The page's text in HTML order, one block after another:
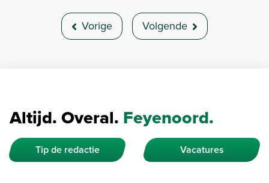
Vorige Volgende
Altijd. Overal. Feyenoord.
Tip de redactie Vacatures